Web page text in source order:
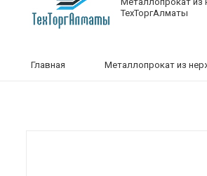
ТехТоргАлматы
Главная Металлопрокат из